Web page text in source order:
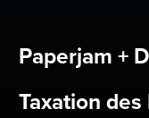
Paperjam +
Taxation